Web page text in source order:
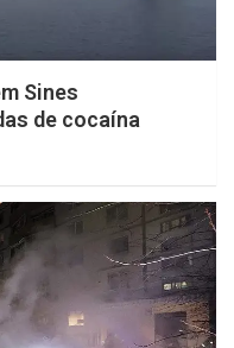
Sines
de cocaína